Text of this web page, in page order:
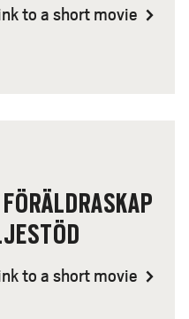
to a short movie
to a short movie